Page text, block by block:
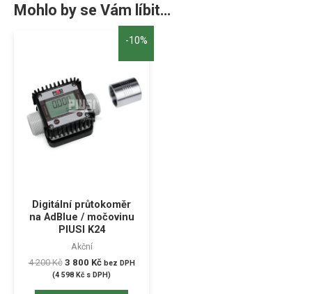
Mohlo by se Vám líbit…
-10%
Digitální průtokoměr
na AdBlue / močovinu
PIUSI K24
Akční
4 200Kč 3 800 Kč bez DPH
(4 598 Kč s DPH)